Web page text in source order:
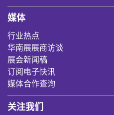
媒体
行业热点
华南展展商访谈
展会新闻稿
订阅电子快讯
媒体合作查询
关注我们